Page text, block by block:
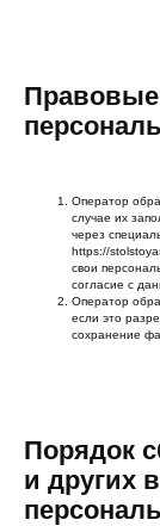
Правовые
Оператор
случае их
через
https://
свои
согласие с
Оператор
если это
сохранение
Порядок
и других